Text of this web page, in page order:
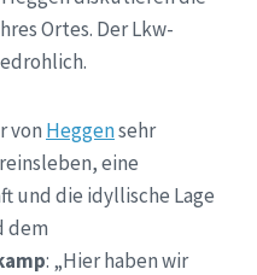
Ortes. Der Lkw-
von Heggensehr
eine
und die idyllische Lage
dem
: „Hier haben wir